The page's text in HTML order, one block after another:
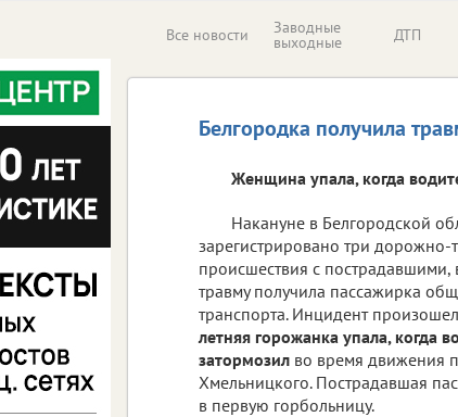
Все новости Заводные
выходные ДТП
Белгородка получила
Женщина упала, когда
Накануне в Белгородской
зарегистрировано три дорожно-
происшествия с
травму получила пассажирка
транспорта. Инцидент
летняя горожанка упала, когда
затормозил во время движения
Хмельницкого. Пострадавшая
в первую горбольницу.